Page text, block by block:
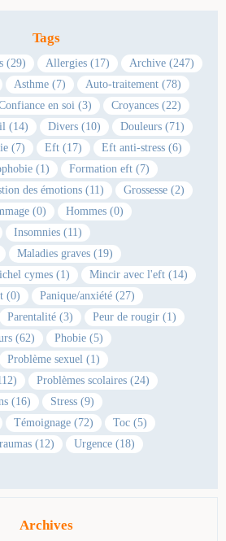
Tags
(29) Allergies (17)
Archive (247)
Asthme (7)
Auto-traitement (78)
en soi (3)
Croyances (22)
(14) Divers (10)
Douleurs (71)
(7) Eft (17)
Eft anti-stress (6)
(1)
Formation eft (7)
des émotions (11)
Grossesse (2)
(0)
Hommes (0)
Insomnies (11)
Maladies graves (19)
cymes (1)
Mincir avec l'eft (14)
(0)
Panique/anxiété (27)
Parentalité (3)
Peur de rougir (1)
(62)
Phobie (5)
Problème sexuel (1)
Problèmes scolaires (24)
(16)
Stress (9)
Témoignage (72)
Toc (5)
(12)
Urgence (18)
Archives